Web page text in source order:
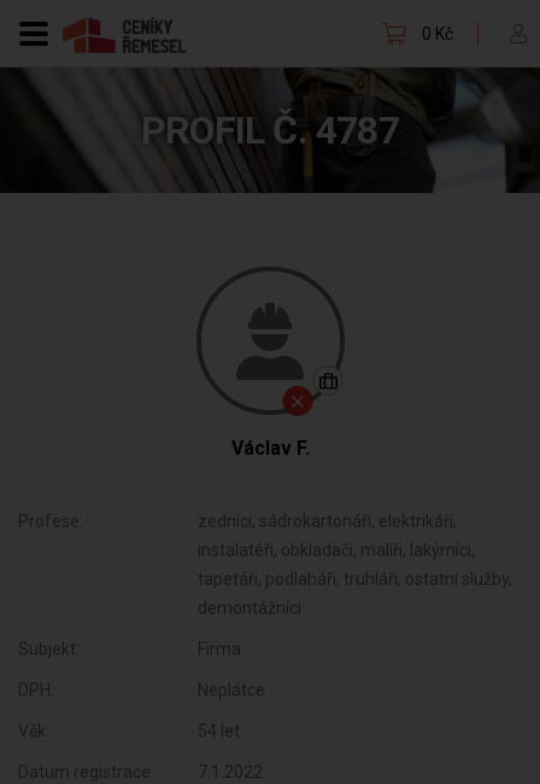
0 Kč
PROFIL Č. 4787
Václav F.
Profese:
zedníci, sádrokartonáři, elektrikáři,
instalatéři, obkladači, malíři, lakýrníci,
tapetáři, podlaháři, truhláři, ostatní služby,
demontážníci
Subjekt: Firma
DPH: Neplátce
Věk: 54 let
Datum registrace: 7.1.2022